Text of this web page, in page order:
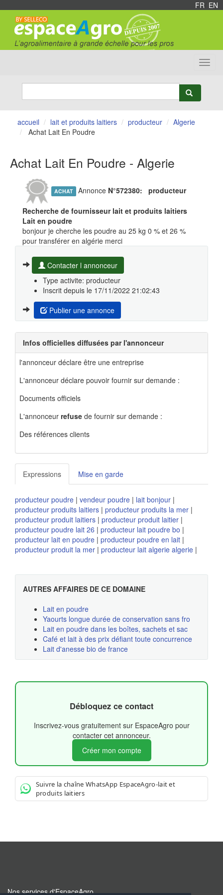
FR EN
accueil lait et produits laitiers producteur
Algerie
Achat Lait En Poudre
Achat Lait En Poudre - Algerie
ACHAT Annonce N°572380: producteur
Recherche de fournisseur lait et produits laitiers
Lait en poudre
bonjour je cherche les poudre au 25 kg 0 % et 26 %
pour transférer en algérie merci
Contacter l annonceur
Type activite: producteur
Inscrit depuis le 17/11/2022 21:02:43
Publier une annonce
Infos officielles diffusées par l'annonceur
l'annonceur déclare être une entreprise
L'annonceur déclare pouvoir fournir sur demande :
Documents officiels
L'annonceur refuse de fournir sur demande :
Des références clients
Expressions Mise en garde
producteur poudre | vendeur poudre | lait bonjour |
producteur produits laitiers | producteur produits la mer |
producteur produit laitiers | producteur produit laitier |
producteur poudre lait 26 | producteur lait poudre bo |
producteur lait en poudre | producteur poudre en lait |
producteur produit la mer | producteur lait algerie algerie |
AUTRES AFFAIRES DE CE DOMAINE
Lait en poudre
Yaourts longue durée de conservation sans fro
Lait en poudre dans les boîtes, sachets et sac
Café et lait à des prix défiant toute concurrence
Lait d'anesse bio de france
Débloquez ce contact
Inscrivez-vous gratuitement sur EspaceAgro pour
contacter cet annonceur.
Créer mon compte
Suivre la chaîne WhatsApp EspaceAgro-lait et
produits laitiers
Nos services d'EspaceAgro